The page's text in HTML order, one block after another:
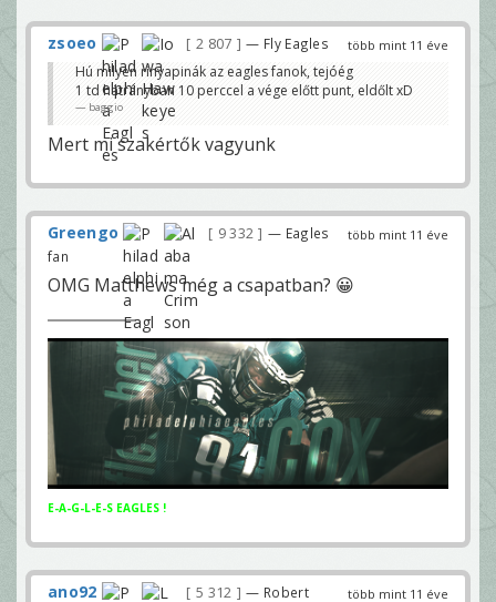
több mint 11 éve
zsoeo 2 807 — Fly Eagles
Hú milyen rinyapinák az eagles fanok, tejóég
1 td hátrányban 10 perccel a vége előtt punt, eldőlt xD
baggio
Mert mi szakértők vagyunk
több mint 11 éve
Greengo 9 332
— Eagles
fan
OMG Matthews még a csapatban? 😀
E-A-G-L-E-S EAGLES !
több mint 11 éve
ano92 5 312 — Robert